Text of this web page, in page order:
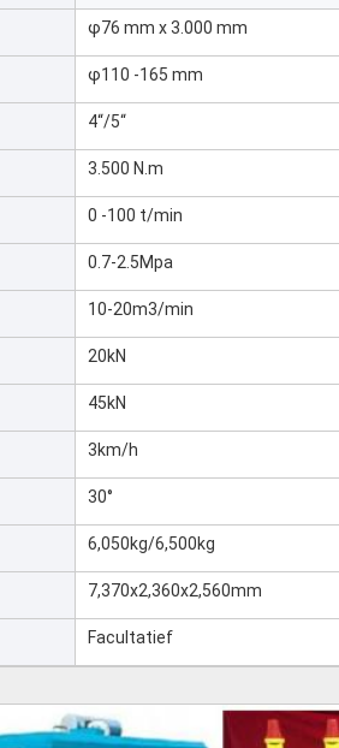
φ76 mm x 3.000 mm
φ110 -165 mm
4“/5“
3.500 N.m
0 -100 t/min
0.7-2.5Mpa
10-20m3/min
20kN
45kN
3km/h
30°
6,050kg/6,500kg
7,370x2,360x2,560mm
Facultatief